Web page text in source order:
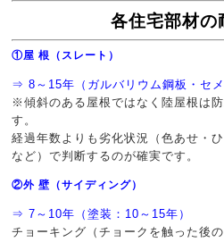
各住宅部材の
①屋 根（スレート）
⇒ 8～15年（ガルバリウム鋼板・セメ
※傾斜のある屋根ではなく陸屋根は
す。
経過年数よりも劣化状況（色あせ・
など）で判断するのが確実です。
②外 壁（サイディング）
⇒ 7～10年（塗装：10～15年）
チョーキング（チョークを触った後